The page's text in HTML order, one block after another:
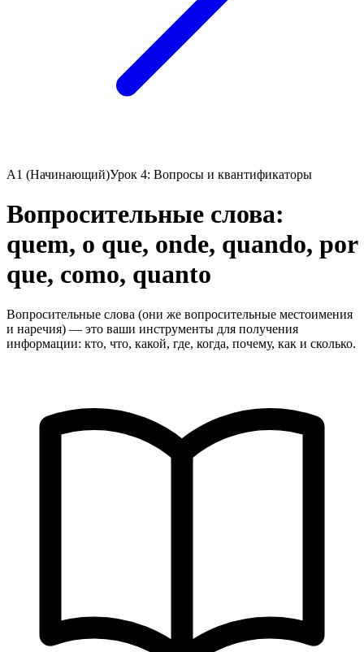
A1 (Начинающий)Урок 4: Вопросы и квантификаторы
Вопросительные слова:
quem, o que, onde, quando, por
que, como, quanto
Вопросительные слова (они же вопросительные местоимения
и наречия) — это ваши инструменты для получения
информации: кто, что, какой, где, когда, почему, как и сколько.